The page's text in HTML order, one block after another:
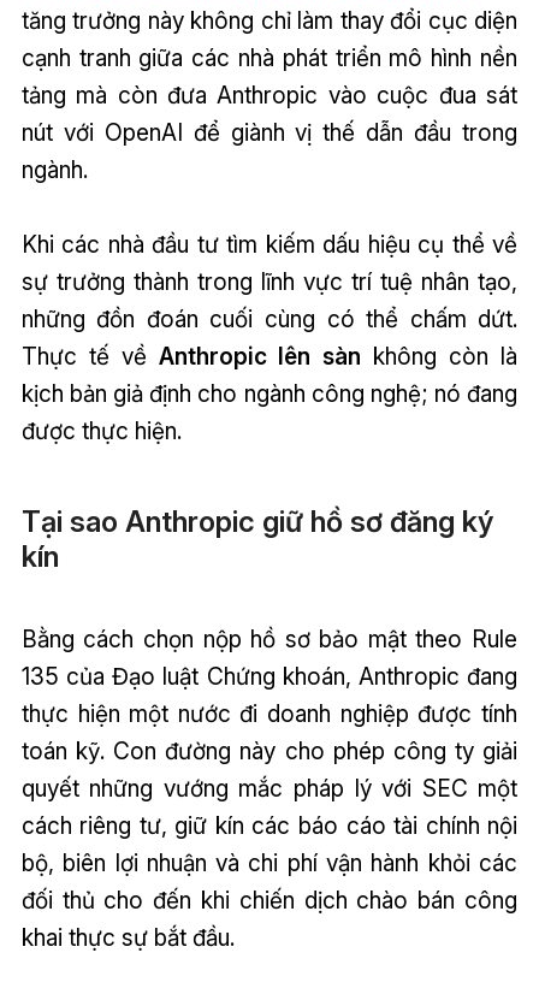
tăng trưởng này không chỉ làm thay đổi cục diện
cạnh tranh giữa các nhà phát triển mô hình nền
tảng mà còn đưa Anthropic vào cuộc đua sát
nút với OpenAI để giành vị thế dẫn đầu trong
ngành.
Khi các nhà đầu tư tìm kiếm dấu hiệu cụ thể về
sự trưởng thành trong lĩnh vực trí tuệ nhân tạo,
những đồn đoán cuối cùng có thể chấm dứt.
Thực tế về Anthropic lên sàn không còn là
kịch bản giả định cho ngành công nghệ; nó đang
được thực hiện.
Tại sao Anthropic giữ hồ sơ đăng ký
kín
Bằng cách chọn nộp hồ sơ bảo mật theo Rule
135 của Đạo luật Chứng khoán, Anthropic đang
thực hiện một nước đi doanh nghiệp được tính
toán kỹ. Con đường này cho phép công ty giải
quyết những vướng mắc pháp lý với SEC một
cách riêng tư, giữ kín các báo cáo tài chính nội
bộ, biên lợi nhuận và chi phí vận hành khỏi các
đối thủ cho đến khi chiến dịch chào bán công
khai thực sự bắt đầu.